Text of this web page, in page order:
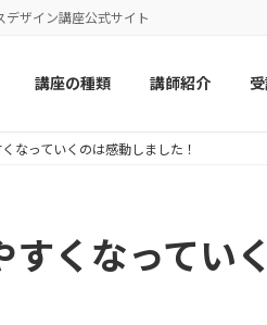
ザイン講座公式サイト
講座の種類 講師紹介
なっていくのは感動しました！
すくなってい